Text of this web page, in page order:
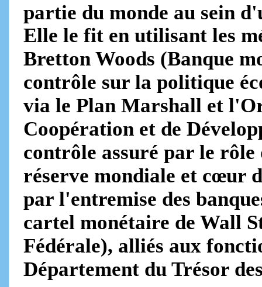
partie du monde au sein
Elle le fit en utilisant les
Bretton Woods (Banque
contrôle sur la politique
via le Plan Marshall et
Coopération et de
contrôle assuré par le
réserve mondiale et cœur
par l'entremise des
cartel monétaire de Wall
Fédérale), alliés aux
Département du Trésor